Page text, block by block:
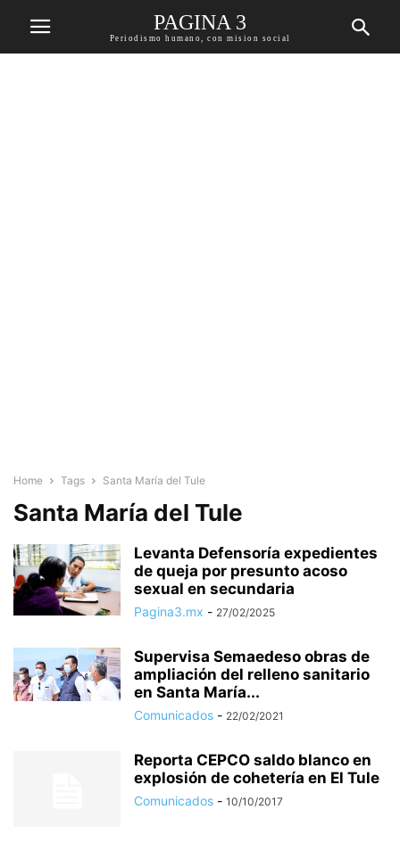
PAGINA 3
Periodismo humano, con mision social
Home Tags Santa María del Tule
Santa María del Tule
Levanta Defensoría expedientes
de queja por presunto acoso
sexual en secundaria
Pagina3.mx - 27/02/2025
Supervisa Semaedeso obras de
ampliación del relleno sanitario
en Santa María...
Comunicados - 22/02/2021
Reporta CEPCO saldo blanco en
explosión de cohetería en El Tule
Comunicados - 10/10/2017